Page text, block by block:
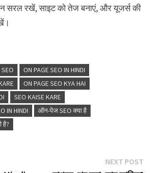
सरल रखें, साइट को तेज बनाएं, और यूजर्स की
ON PAGE SEO IN HINDI
ON PAGE SEO KYA HAI
SEO KAISE KARE
IN HINDI
ऑन-पेज SEO क्या है
है?
NEXT POST